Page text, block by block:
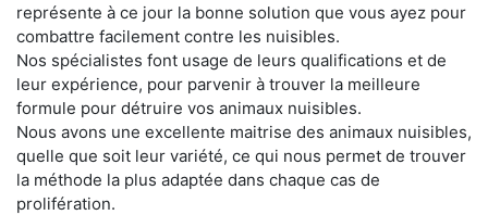
représente à ce jour la bonne solution que vous ayez pour
combattre facilement contre les nuisibles.
Nos spécialistes font usage de leurs qualifications et de
leur expérience, pour parvenir à trouver la meilleure
formule pour détruire vos animaux nuisibles.
Nous avons une excellente maitrise des animaux nuisibles,
quelle que soit leur variété, ce qui nous permet de trouver
la méthode la plus adaptée dans chaque cas de
prolifération.